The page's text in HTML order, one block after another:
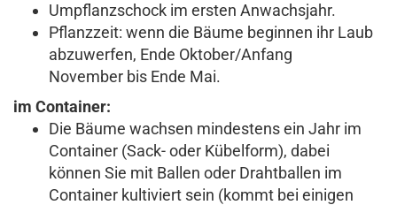
Umpflanzschock im ersten Anwachsjahr.
Pflanzzeit: wenn die Bäume beginnen ihr Laub
abzuwerfen, Ende Oktober/Anfang
November bis Ende Mai.
im Container:
Die Bäume wachsen mindestens ein Jahr im
Container (Sack- oder Kübelform), dabei
können Sie mit Ballen oder Drahtballen im
Container kultiviert sein (kommt bei einigen